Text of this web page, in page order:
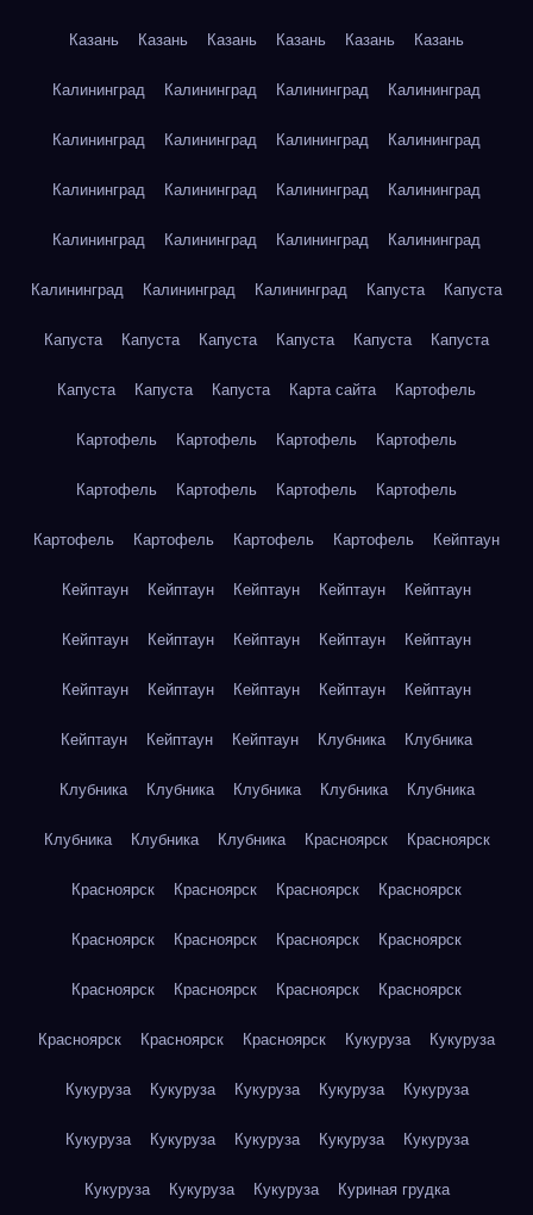
Казань Казань Казань Казань Казань Казань
Калининград Калининград Калининград Калининград
Калининград Калининград Калининград Калининград
Калининград Калининград Калининград Калининград
Калининград Калининград Калининград Калининград
Калининград Калининград Калининград Капуста Капуста
Капуста Капуста Капуста Капуста Капуста Капуста
Капуста Капуста Капуста Карта сайта Картофель
Картофель Картофель Картофель Картофель
Картофель Картофель Картофель Картофель
Картофель Картофель Картофель Картофель Кейптаун
Кейптаун Кейптаун Кейптаун Кейптаун Кейптаун
Кейптаун Кейптаун Кейптаун Кейптаун Кейптаун
Кейптаун Кейптаун Кейптаун Кейптаун Кейптаун
Кейптаун Кейптаун Кейптаун Клубника Клубника
Клубника Клубника Клубника Клубника Клубника
Клубника Клубника Клубника Красноярск Красноярск
Красноярск Красноярск Красноярск Красноярск
Красноярск Красноярск Красноярск Красноярск
Красноярск Красноярск Красноярск Красноярск
Красноярск Красноярск Красноярск Кукуруза Кукуруза
Кукуруза Кукуруза Кукуруза Кукуруза Кукуруза
Кукуруза Кукуруза Кукуруза Кукуруза Кукуруза
Кукуруза Кукуруза Кукуруза Куриная грудка